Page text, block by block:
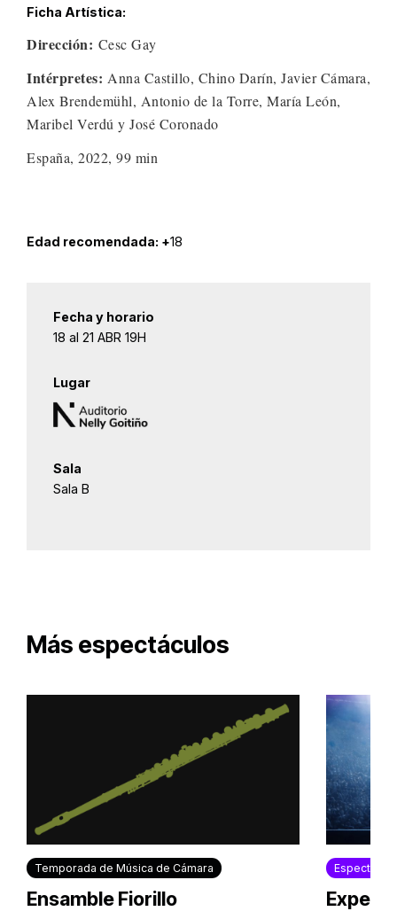
Ficha Artística:
Dirección: Cesc Gay
Intérpretes: Anna Castillo, Chino Darín, Javier Cámara,
Alex Brendemühl, Antonio de la Torre, María León,
Maribel Verdú y José Coronado
España, 2022, 99 min
Edad recomendada: +18
Fecha y horario
18 al 21 ABR 19H
Lugar
Sala
Sala B
Más espectáculos
Temporada de Música de Cámara
Ensamble Fiorillo